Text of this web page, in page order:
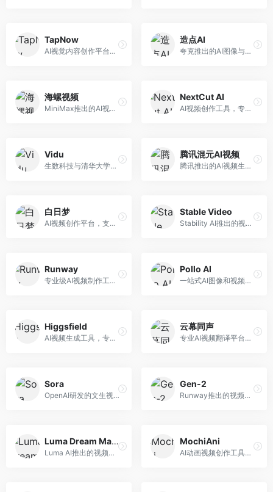
TapNow
AI视觉内容创作平台，整合图像与视频生成能力。面向内容创作者，提供文生图、文生视频、智能编辑等服务，创作工具丰富，一站式体验便捷。
造点AI
夸克推出的AI图像与视频创作平台。面向普通用户和内容创作者，提供文生图、文生视频等功能，操作简便，与夸克生态深度整合。
海螺视频
MiniMax推出的AI视频生成工具，支持高质量视频创作。面向内容创作者，提供文生视频、视频编辑等功能，生成速度快，视频效果自然流畅。
NextCut AI
AI视频创作工具，专注于智能剪辑和视频生成。面向视频创作者，提供智能剪辑、视频生成、特效添加等功能，剪辑效率高，适合快节奏内容生产。
Vidu
生数科技与清华大学联合研发的AI视频生成大模型。面向视频创作者和内容生产者，支持文生视频、图生视频，视频质量高，物理运动理解准确，国产视频生成领先工具。
腾讯混元AI视频
腾讯推出的AI视频生成工具，基于混元大模型。面向腾讯生态用户和内容创作者，支持文生视频、视频编辑等功能，与腾讯产品生态深度整合。
白日梦
AI视频创作平台，支持生成长达50分钟的长视频内容。面向长视频创作者和内容生产者，支持故事视频生成、视频编辑等功能，适合叙事性内容创作。
Stable Video
Stability AI推出的视频生成模型，开源可部署。面向开发者和专业创作者，支持视频生成、视频编辑等功能，开源生态完善，定制化程度高。
Runway
专业级AI视频制作工具，支持视频生成与编辑。面向影视制作人和创意工作者，提供文生视频、视频编辑、绿幕抠像等专业功能，视频处理能力强，适合专业创作场景。
Pollo AI
一站式AI图像和视频创作平台，整合多种生成工具。面向内容创作者，提供文生图、文生视频、视频编辑等服务，创作工具全面，一站式体验便捷。
Higgsfield
AI视频生成工具，专注于高质量视频内容创作。面向视频创作者和营销人员，支持文生视频、视频编辑等功能，视频效果逼真，适合商业应用。
云幕同声
专业AI视频翻译平台，支持视频多语言配音和字幕生成。面向跨境电商和内容出海从业者，提供视频翻译、配音、字幕生成等服务，多语言支持完善。
Sora
OpenAI研发的文生视频大模型，可根据文字描述生成长达60秒的高清视频。面向影视创作者、广告从业者和内容生产者，视频连贯性强，物理世界理解准确，代表了AI视频生成的最高水平。
Gen-2
Runway推出的视频生成模型，专注于文生视频和视频风格转换。面向影视制作人和创意工作者，支持文本到视频、图像到视频等多种生成模式，视频质量专业级。
Luma Dream Machine
Luma AI推出的视频生成工具，专注于高质量视频创作。面向影视创作者和内容生产者，支持文生视频、图生视频，视频质量高，物理运动流畅自然。
MochiAni
AI动画视频创作工具，专注于动画内容生成。面向动画创作者和二次元内容生产者，支持动画风格视频生成，动画效果流畅，适合动漫内容创作。